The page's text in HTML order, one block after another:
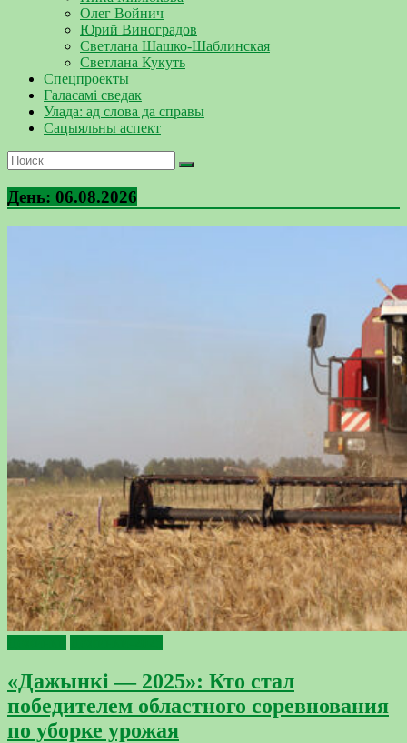
Олег Войнич
Юрий Виноградов
Светлана Шашко-Шаблинская
Светлана Кукуть
Спецпроекты
Галасамі сведак
Улада: ад слова да справы
Сацыяльны аспект
День: 06.08.2026
«Дажынкі — 2025»: Кто стал
победителем областного соревнования
по уборке урожая